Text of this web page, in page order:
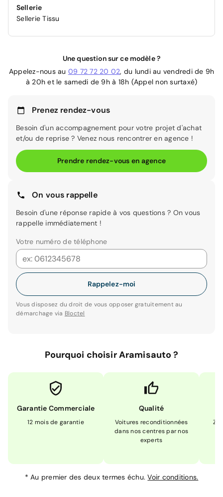
Sellerie
Sellerie Tissu
Une question sur ce modèle ?
Appelez-nous au 09 72 72 20 02, du lundi au vendredi de 9h
à 20h et le samedi de 9h à 18h (Appel non surtaxé)
Prenez rendez-vous
Besoin d'un accompagnement pour votre projet d'achat
et/ou de reprise ? Venez nous rencontrer en agence !
Prendre rendez-vous en agence
On vous rappelle
Besoin d'une réponse rapide à vos questions ? On vous
rappelle immédiatement !
Votre numéro de téléphone
Rappelez-moi
Vous disposez du droit de vous opposer gratuitement au
démarchage via Bloctel
Pourquoi choisir Aramisauto ?
Garantie Commerciale
12 mois de garantie
Qualité
Voitures reconditionnées
dans nos centres par nos
experts
*Au premier des deux termes échu.Voir conditions.